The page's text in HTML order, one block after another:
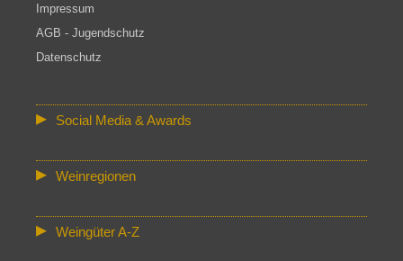
Impressum
AGB - Jugendschutz
Datenschutz
Social Media & Awards
Weinregionen
Weingüter A-Z